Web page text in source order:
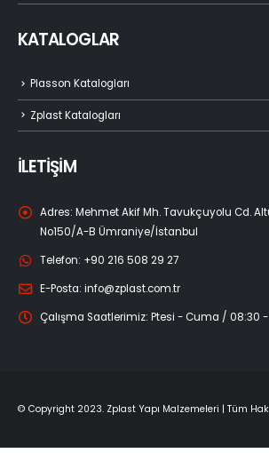
KATALOGLAR
Plasson Katalogları
Zplast Katalogları
İLETİŞİM
Adres: Mehmet Akif Mh. Tavukçuyolu Cd.
No150/A-B Ümraniye/İstanbul
Telefon: +90 216 508 29 27
E-Posta: info@zplast.com.tr
Çalışma Saatlerimiz: Ptesi - Cuma / 08:30 -
© Copyright 2023. Zplast Yapı Malzemeleri | Tüm